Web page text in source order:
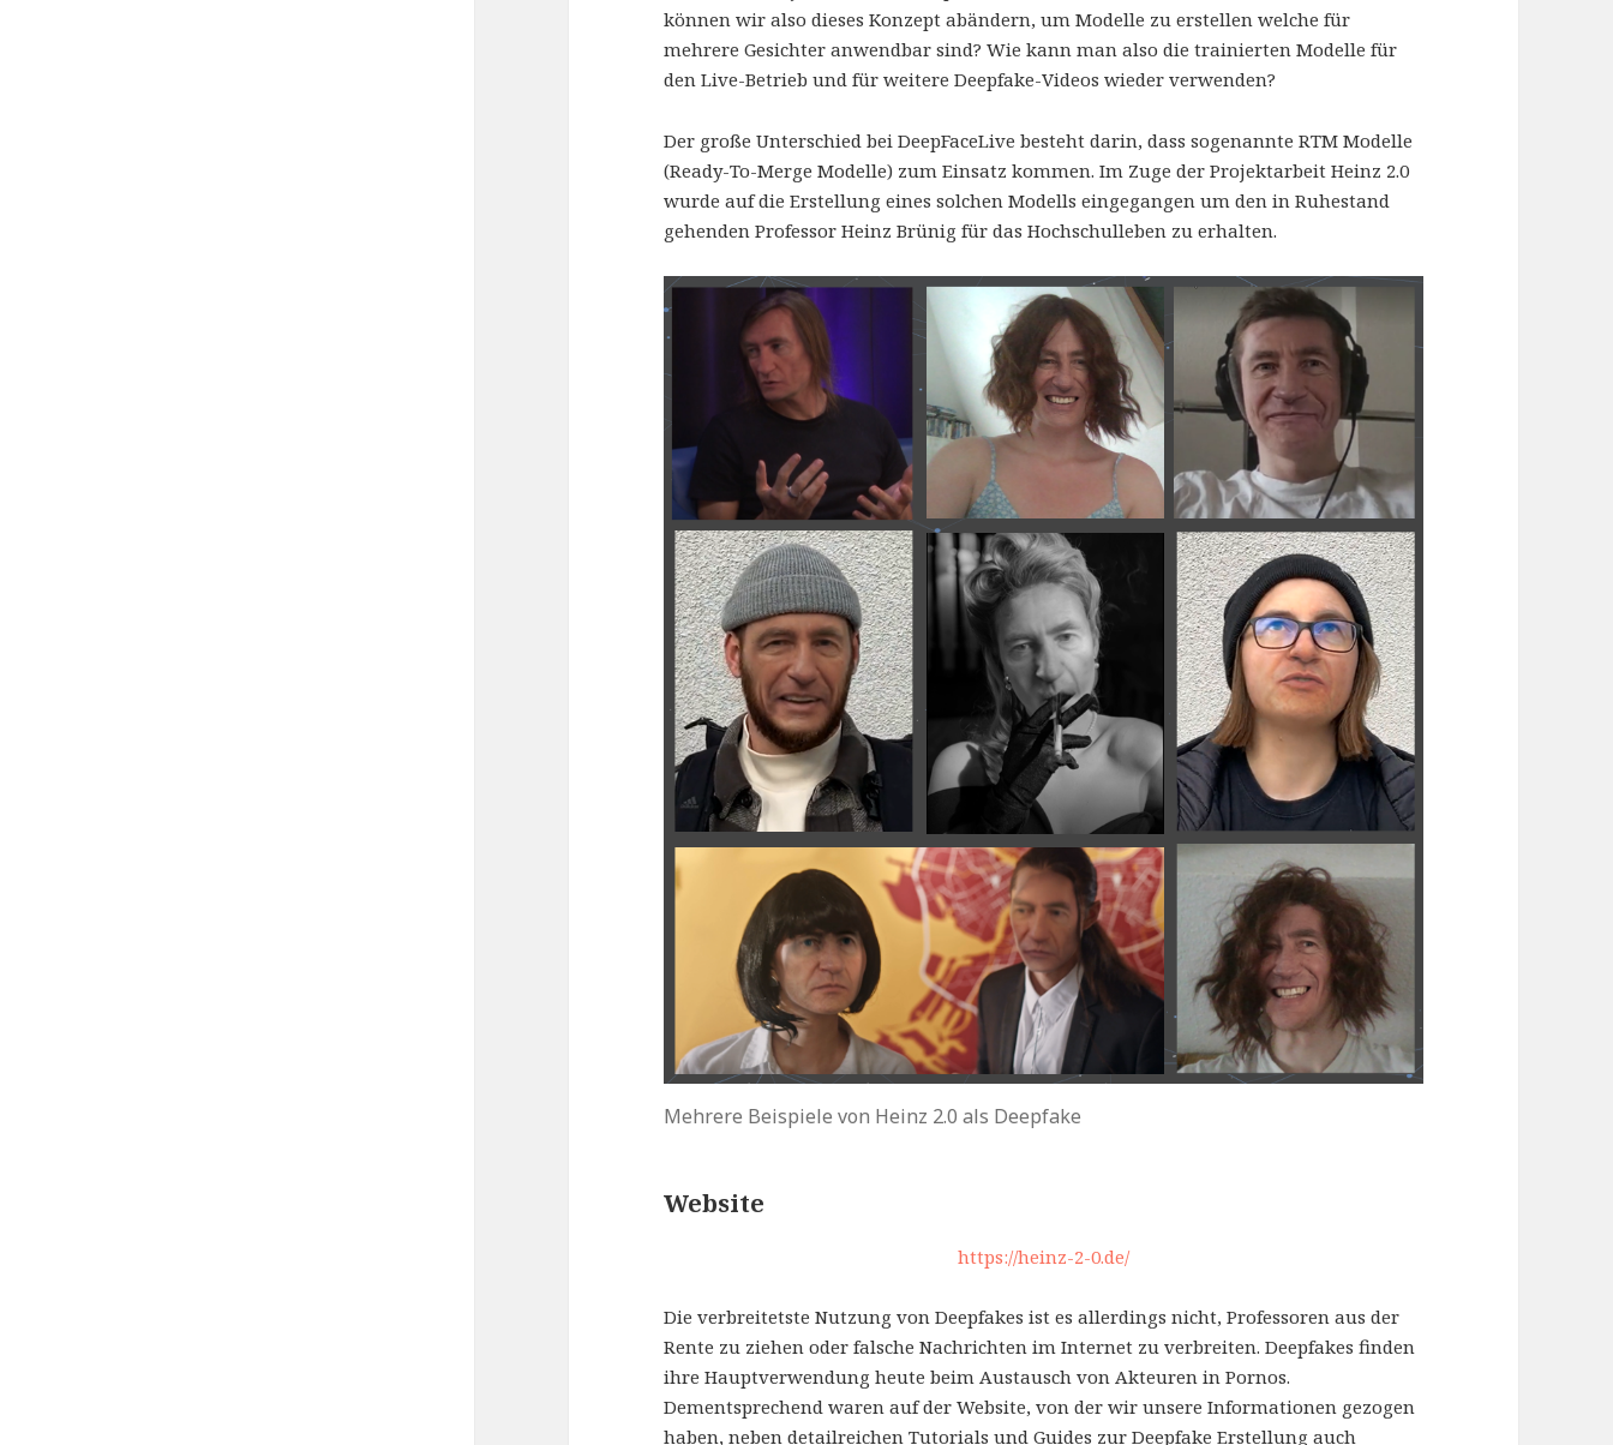
können wir also dieses Konzept abändern, um Modelle zu erstellen welche für
mehrere Gesichter anwendbar sind? Wie kann man also die trainierten Modelle für
den Live-Betrieb und für weitere Deepfake-Videos wieder verwenden?
Der große Unterschied bei DeepFaceLive besteht darin, dass sogenannte RTM Modelle
(Ready-To-Merge Modelle) zum Einsatz kommen. Im Zuge der Projektarbeit Heinz 2.0
wurde auf die Erstellung eines solchen Modells eingegangen um den in Ruhestand
gehenden Professor Heinz Brünig für das Hochschulleben zu erhalten.
Mehrere Beispiele von Heinz 2.0 als Deepfake
Website
https://heinz-2-0.de/
Die verbreitetste Nutzung von Deepfakes ist es allerdings nicht, Professoren aus der
Rente zu ziehen oder falsche Nachrichten im Internet zu verbreiten. Deepfakes finden
ihre Hauptverwendung heute beim Austausch von Akteuren in Pornos.
Dementsprechend waren auf der Website, von der wir unsere Informationen gezogen
haben, neben detailreichen Tutorials und Guides zur Deepfake Erstellung auch